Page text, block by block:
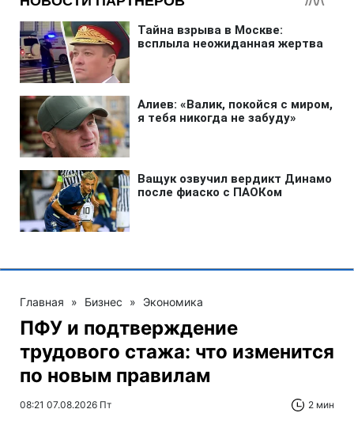
Главная » Бизнес » Экономика
ПФУ и подтверждение
трудового стажа: что изменится
по новым правилам
08:21 07.08.2026 Пт 2 мин